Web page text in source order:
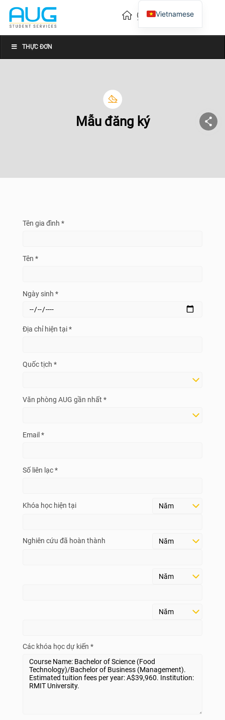
THỰC ĐƠN
Mẫu đăng ký
Tên gia đình *
Tên *
Ngày sinh *
Địa chỉ hiện tại *
Quốc tịch *
Văn phòng AUG gần nhất *
Email *
Số liên lạc *
Khóa học hiện tại
Nghiên cứu đã hoàn thành
Các khóa học dự kiến *
Vietnamese